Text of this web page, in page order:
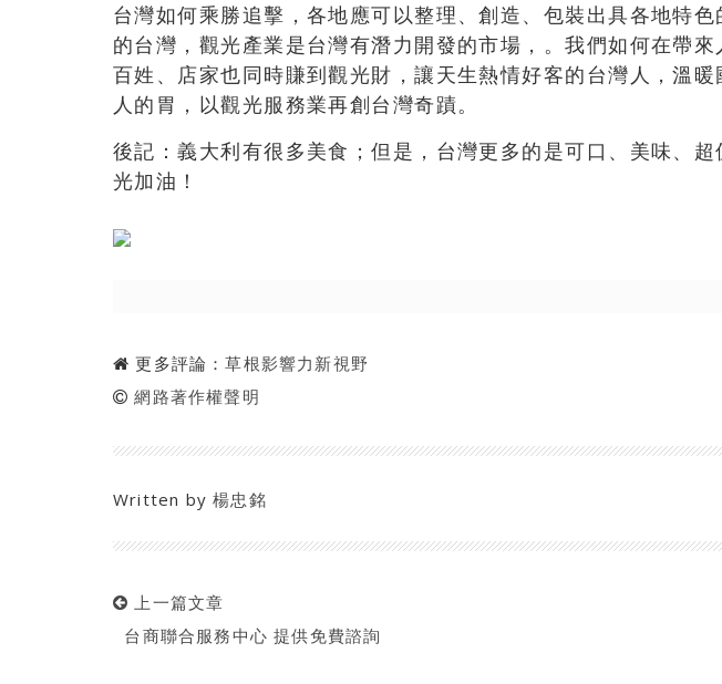
台灣如何乘勝追擊，各地應可以整理、創造、包裝出具各地特
的台灣，觀光產業是台灣有潛力開發的市場，。我們如何在帶
百姓、店家也同時賺到觀光財，讓天生熱情好客的台灣人，溫
人的胃，以觀光服務業再創台灣奇蹟。
後記：義大利有很多美食；但是，台灣更多的是可口、美味、
光加油！
更多評論：草根影響力新視野
網路著作權聲明
Written by楊忠銘
上一篇文章
台商聯合服務中心 提供免費諮詢